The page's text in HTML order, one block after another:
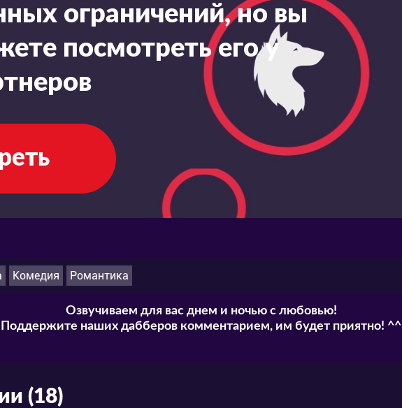
ограничений, но вы
посмотреть его у
Комедия Романтика
Озвучиваем для вас днем и ночью с любовью!
Поддержите наших дабберов комментарием, им будет приятно! ^^
(18)